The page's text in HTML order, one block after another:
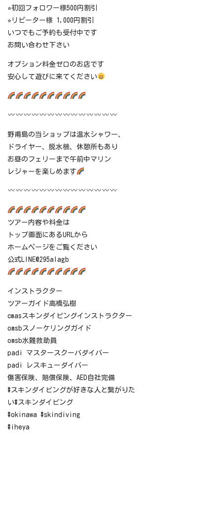
⭐︎初回フォロワー様500円割引
⭐︎リピーター様 1,000円割引
いつでもご予約も受付中です
お問い合わせ下さい
オプション料金ゼロのお店です
安心して遊びに来てください
野甫島の当ショップは温水シャワー、
ドライヤー、脱水機、休憩所もあり
お昼のフェリーまで午前中マリン
レジャーを楽しめます
ツアー内容や料金は
トップ画面にあるURLから
ホームページをご覧ください
公式LINE@295alagb
インストラクター
ツアーガイド高橋弘樹
cmasスキンダイビングインストラクター
omsbスノーケリングガイド
omsb水難救助員
padi マスタースクーバダイバー
padi レスキューダイバー
傷害保険、賠償保険、AED自社完備
#スキンダイビングが好きな人と繋がりた
い#スキンダイビング
#okinawa #skindiving
#iheya